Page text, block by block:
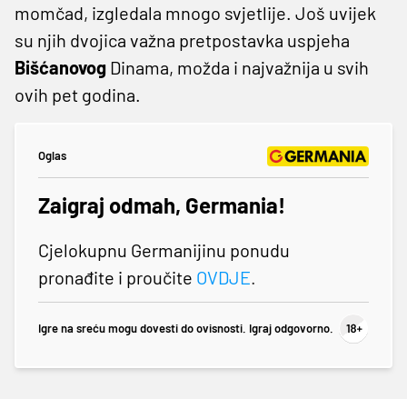
momčad, izgledala mnogo svjetlije. Još uvijek
su njih dvojica važna pretpostavka uspjeha
Bišćanovog Dinama, možda i najvažnija u svih
ovih pet godina.
Oglas
Zaigraj odmah, Germania!
Cjelokupnu Germanijinu ponudu
pronađite i proučite OVDJE.
Igre na sreću mogu dovesti do ovisnosti. Igraj odgovorno.